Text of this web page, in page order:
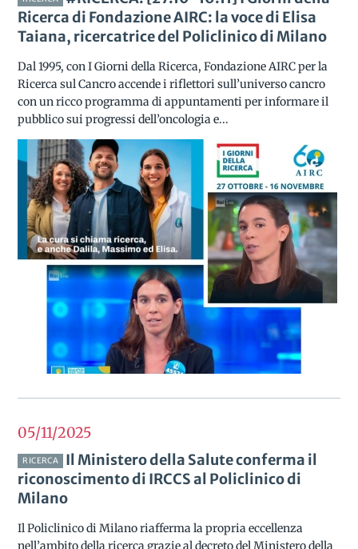
Ricerca di Fondazione AIRC: la voce di Elisa
Taiana, ricercatrice del Policlinico di Milano
Dal 1995, con I Giorni della Ricerca, Fondazione AIRC per la
Ricerca sul Cancro accende i riflettori sull’universo cancro
con un ricco programma di appuntamenti per informare il
pubblico sui progressi dell’oncologia e...
05/112025
RICERCA
Il Ministero della Salute conferma il
riconoscimento di IRCCS al Policlinico di
Milano
Il Policlinico di Milano riafferma la propria eccellenza
nell’ambito della ricerca grazie al decreto del Ministero della